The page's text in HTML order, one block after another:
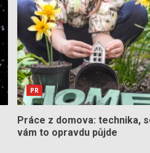
PR
Práce z domova: technika,
vám to opravdu půjde